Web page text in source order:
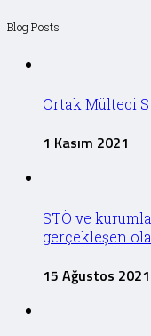
Blog Posts
Ortak Mülteci
1 Kasım 2021
STÖ ve
gerçekleşen
15 Ağustos 2021